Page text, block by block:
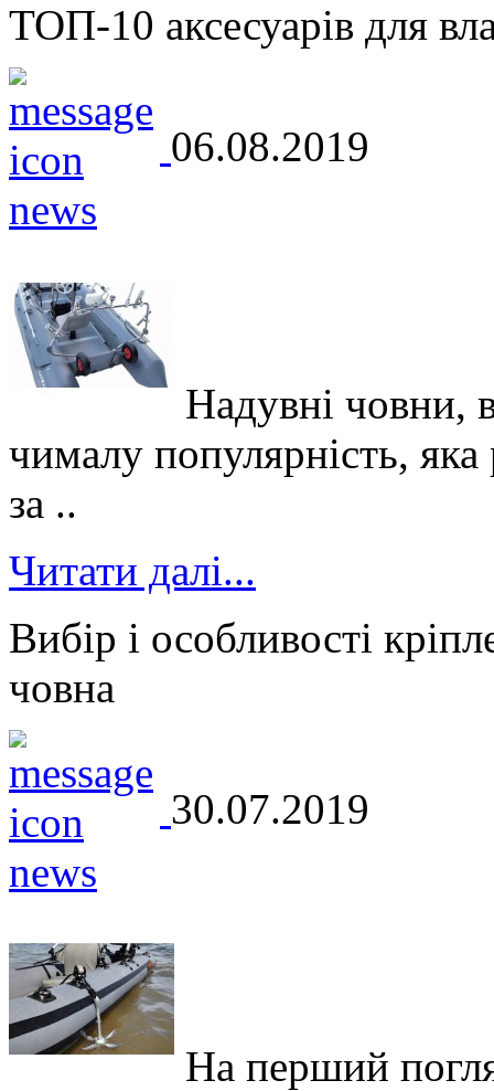
ТОП-10 аксесуарів для
06.08.2019
Надувні човни,
чималу популярність, яка
за ..
Читати далі...
Вибір і особливості
човна
30.07.2019
На перший